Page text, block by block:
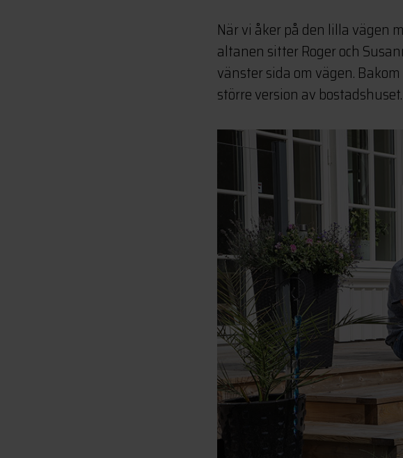
När vi åker på den lilla vägen
altanen sitter Roger och
vänster sida om vägen.
större version av bostadshuset.